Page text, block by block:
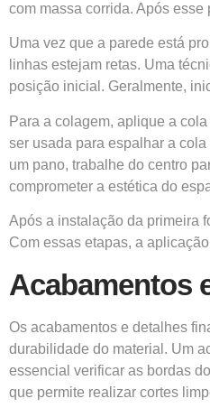
com massa corrida. Após
Uma vez que a parede está
linhas estejam retas. Uma
posição inicial. Geralmente,
Para a colagem, aplique a
ser usada para espalhar a
um pano, trabalhe do centro
comprometer a estética do
Após a instalação da primeira
Com essas etapas, a
Acabamentos
Os acabamentos e detalhes
durabilidade do material. Um
essencial verificar as bordas
que permite realizar cortes